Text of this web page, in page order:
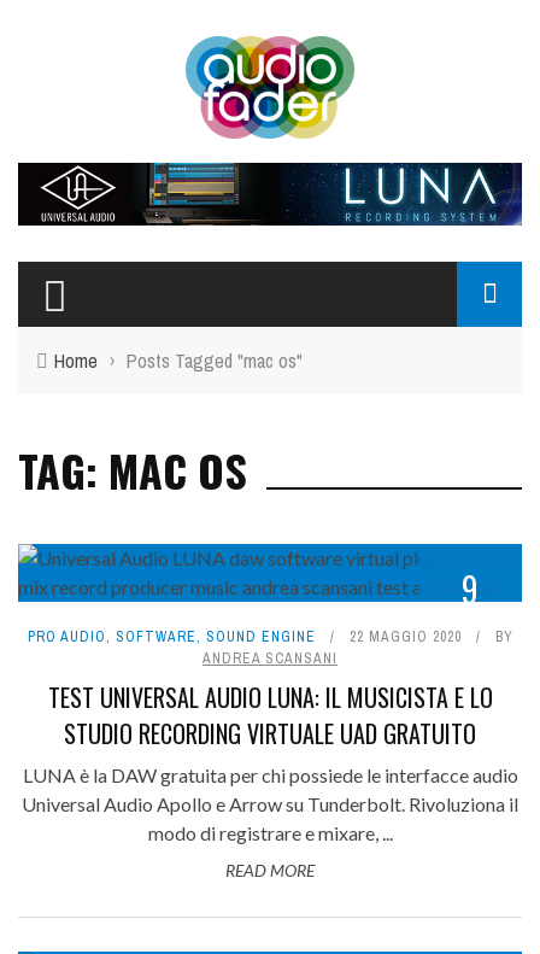
Home › Posts Tagged "mac os"
TAG: MAC OS
9
PRO AUDIO, SOFTWARE, SOUND ENGINE 22 MAGGIO 2020
BY
ANDREA SCANSANI
TEST UNIVERSAL AUDIO LUNA: IL MUSICISTA E LO
STUDIO RECORDING VIRTUALE UAD GRATUITO
LUNA è la DAW gratuita per chi possiede le interfacce audio
Universal Audio Apollo e Arrow su Tunderbolt. Rivoluziona il
modo di registrare e mixare, ...
READ MORE